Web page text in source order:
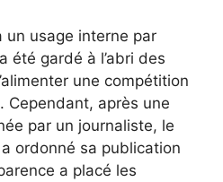
un usage interne par
été gardé à l’abri des
une compétition
Cependant, après une
par un journaliste, le
ordonné sa publication
a placé les